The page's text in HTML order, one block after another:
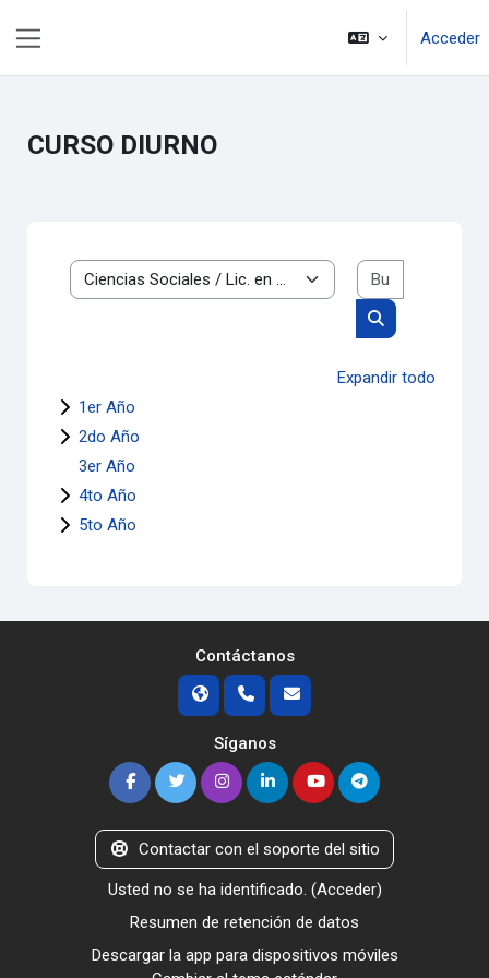
Acceder
CURSO DIURNO
Categorías
Buscar cursos
Expandir todo
1er Año
2do Año
3er Año
4to Año
5to Año
Contáctanos
Síganos
Contactar con el soporte del sitio
Usted no se ha identificado. (Acceder)
Resumen de retención de datos
Descargar la app para dispositivos móviles